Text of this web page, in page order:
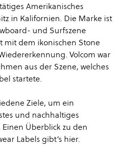
Amerikanisches
in Kalifornien. Die Marke ist
und Surfszene
mit dem ikonischen Stone
Volcom war
aus der Szene, welches
startete.
Ziele, um ein
und nachhaltiges
Überblick zu den
Labels gibt’s hier.